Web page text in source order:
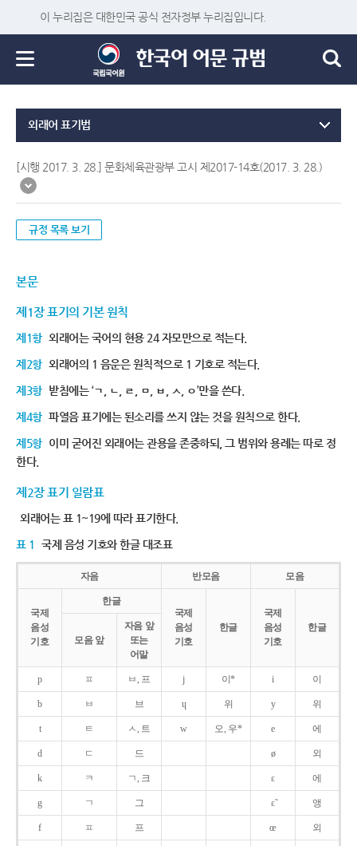
이 누리집은 대한민국 공식 전자정부 누리집입니다.
외래어 표기법
[시행 2017. 3. 28.] 문화체육관광부 고시 제2017-14호(2017. 3. 28.)
규정 목록 보기
본문
제1장 표기의 기본 원칙
제1항 외래어는 국어의 현용 24 자모만으로 적는다.
제2항 외래어의 1 음운은 원칙적으로 1 기호로 적는다.
제3항 받침에는 ‘ㄱ, ㄴ, ㄹ, ㅁ, ㅂ, ㅅ, ㅇ’만을 쓴다.
제4항 파열음 표기에는 된소리를 쓰지 않는 것을 원칙으로 한다.
제5항 이미 굳어진 외래어는 관용을 존중하되, 그 범위와 용례는 따로 정
한다.
제2장 표기 일람표
외래어는 표 1~19에 따라 표기한다.
표 1 국제 음성 기호와 한글 대조표
자음 반모음 모음
국제
음성
기호
한글
국제
음성
기호
한글
국제
음성
기호
한글
모음 앞
자음 앞
또는
어말
p ㅍ ㅂ, 프 j 이* i 이
b ㅂ 브 ɥ 위 y 위
t ㅌ ㅅ, 트 w 오, 우* e 에
d ㄷ 드 ø 외
k ㅋ ㄱ, 크 ɛ 에
g ㄱ 그 ɛ̃ 앵
f ㅍ 프 œ 외